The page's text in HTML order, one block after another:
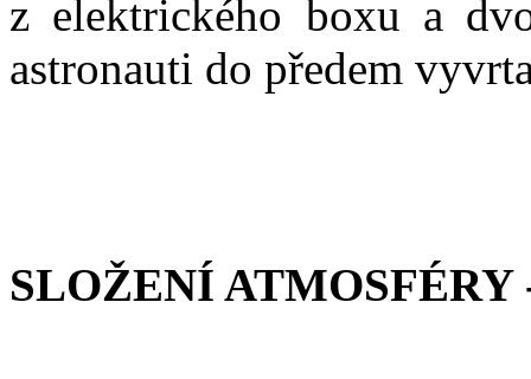
z elektrického boxu a
astronauti do předem
SLOŽENÍ ATMOSFÉRY